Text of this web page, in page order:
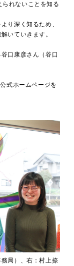
れないことを知る
り深く知るため、
いていきます。
口康彦さん（谷口
式ホームページを
局）、右：村上捺